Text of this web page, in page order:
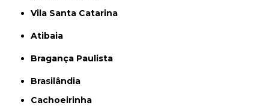
Vila Santa Catarina
Atibaia
Bragança Paulista
Brasilândia
Cachoeirinha